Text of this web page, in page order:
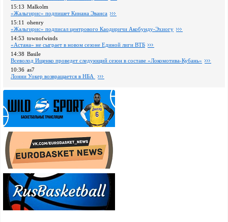
15:13 Malkolm
«Жальгирис» подпишет Кинана Эванса
15:11 ohenry
«Жальгирис» подписал центрового Каодиричи Акобунду-Эхиогу
14:53 townofwinds
«Астана» не сыграет в новом сезоне Единой лиги ВТБ
14:38 Basile
Всеволод Ищенко проведет следующий сезон в составе «Локомотива-Кубань»
10:36 as7
Лонни Уокер возвращается в НБА